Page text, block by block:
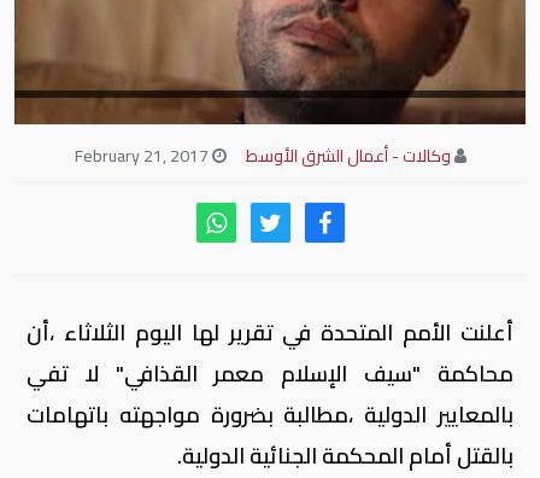
وكالات - أعمال الشرق الأوسط
أعلنت الأمم المتحدة في تقرير لها اليوم الثلاثاء ،أن
محاكمة "سيف الإسلام معمر القذافي" لا تفي
بالمعايير الدولية ،مطالبة بضرورة مواجهته باتهامات
بالقتل أمام المحكمة الجنائية الدولية.